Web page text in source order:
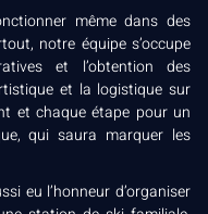
même dans des
notre équipe s’occupe
et l’obtention des
et la logistique sur
et chaque étape pour un
qui saura marquer les
eu l’honneur d’organiser